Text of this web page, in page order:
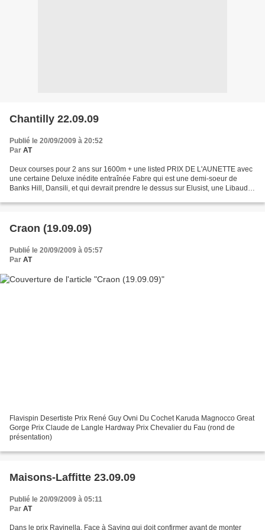
Chantilly 22.09.09
Publié le 20/09/2009 à 20:52
Par AT
Deux courses pour 2 ans sur 1600m + une listed PRIX DE L'AUNETTE avec
une certaine Deluxe inédite entraînée Fabre qui est une demi-soeur de
Banks Hill, Dansili, et qui devrait prendre le dessus sur Elusist, une Libaud
Craon (19.09.09)
Publié le 20/09/2009 à 05:57
Par AT
Flavispin Desertiste Prix René Guy Ovni Du Cochet Karuda Magnocco Great
Gorge Prix Claude de Langle Hardway Prix Chevalier du Fau (rond de
présentation)
Maisons-Laffitte 23.09.09
Publié le 20/09/2009 à 05:11
Par AT
Dans le prix Ravinella, Face à Saying qui doit confirmer avant de monter